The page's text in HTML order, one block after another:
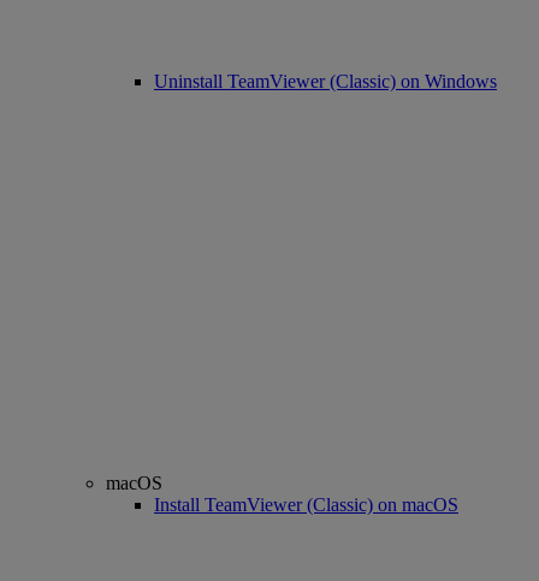
Uninstall TeamViewer (Classic) on Windows
macOS
Install TeamViewer (Classic) on macOS